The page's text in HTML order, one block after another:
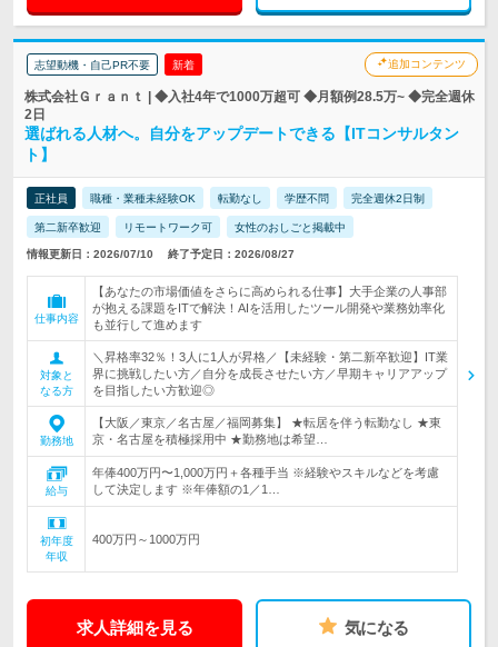
志望動機・自己PR不要 新着 追加コンテンツ
株式会社Ｇｒａｎｔ | ◆入社4年で1000万超可 ◆月額例28.5万~ ◆完全週休
2日
選ばれる人材へ。自分をアップデートできる【ITコンサルタン
ト】
正社員 職種・業種未経験OK 転勤なし 学歴不問 完全週休2日制
第二新卒歓迎 リモートワーク可 女性のおしごと掲載中
情報更新日：2026/07/10 終了予定日：2026/08/27
仕事内容
【あなたの市場価値をさらに高められる仕事】大手企業の人事部
が抱える課題をITで解決！AIを活用したツール開発や業務効率化
も並行して進めます
対象と
なる方
＼昇格率32％！3人に1人が昇格／【未経験・第二新卒歓迎】IT業
界に挑戦したい方／自分を成長させたい方／早期キャリアアップ
を目指したい方歓迎◎
勤務地
【大阪／東京／名古屋／福岡募集】 ★転居を伴う転勤なし ★東
京・名古屋を積極採用中 ★勤務地は希望…
給与
年俸400万円〜1,000万円＋各種手当 ※経験やスキルなどを考慮
して決定します ※年俸額の1／1…
初年度
年収
400万円～1000万円
求人詳細を見る 気になる